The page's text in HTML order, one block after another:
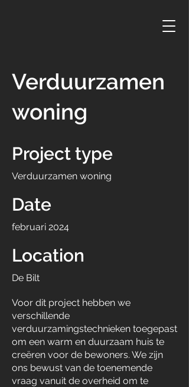
Verduurzamen
woning
Project type
Verduurzamen woning
Date
februari 2024
Location
De Bilt
Voor dit project hebben we
verschillende
verduurzamingstechnieken toegepast
om een warm en duurzaam huis te
creëren voor de bewoners. We zijn
ons bewust van de toenemende
vraag vanuit de overheid om te